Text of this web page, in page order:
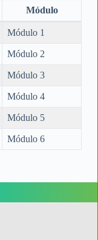
Módulo
Módulo 1
Módulo 2
Módulo 3
Módulo 4
Módulo 5
Módulo 6